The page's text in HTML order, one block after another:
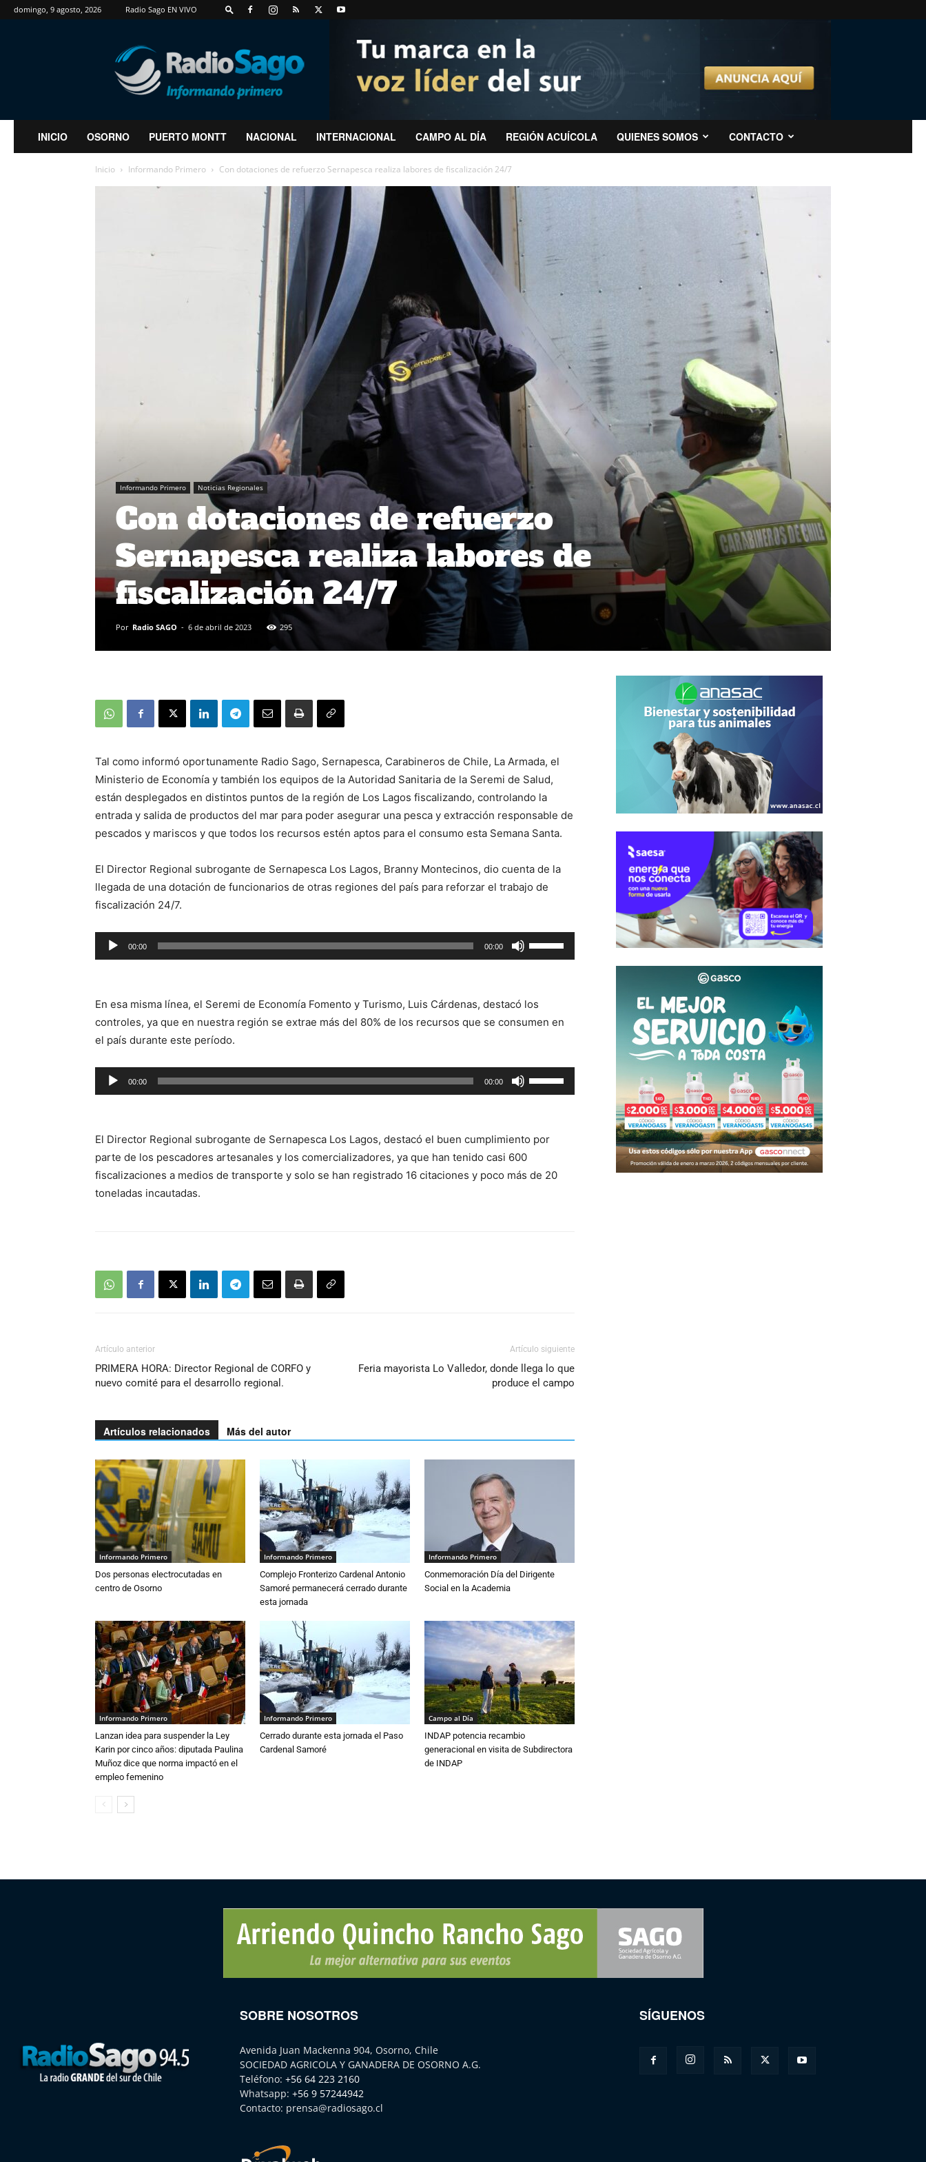
domingo, 9 agosto, 2026 Radio Sago EN VIVO
RadioSago
INICIO OSORNO PUERTO MONTT NACIONAL INTERNACIONAL CAMPO AL DÍA REGIÓN ACUÍCOLA QUIENES SOMOS CONTACTO
Inicio Informando Primero Con dotaciones de refuerzo Sernapesca realiza labores de fiscalización 24/7
Informando Primero Noticias Regionales
Con dotaciones de refuerzo
Sernapesca realiza labores de
fiscalización 24/7
Por Radio SAGO - 6 de abril de 2023 295
Tal como informó oportunamente Radio Sago, Sernapesca, Carabineros de Chile, La Armada, el
Ministerio de Economía y también los equipos de la Autoridad Sanitaria de la Seremi de Salud,
están desplegados en distintos puntos de la región de Los Lagos fiscalizando, controlando la
entrada y salida de productos del mar para poder asegurar una pesca y extracción responsable de
pescados y mariscos y que todos los recursos estén aptos para el consumo esta Semana Santa.
El Director Regional subrogante de Sernapesca Los Lagos, Branny Montecinos, dio cuenta de la
llegada de una dotación de funcionarios de otras regiones del país para reforzar el trabajo de
fiscalización 24/7.
Reproductor
de
00:00 00:00
las
flecha
arriba/abajo
aumentar
o
volumen.
En esa misma línea, el Seremi de Economía Fomento y Turismo, Luis Cárdenas, destacó los
controles, ya que en nuestra región se extrae más del 80% de los recursos que se consumen en
el país durante este período.
Reproductor
de
00:00 00:00
las
flecha
para
El Director Regional subrogante de Sernapesca Los Lagos, destacó el buen cumplimiento por
parte de los pescadores artesanales y los comercializadores, ya que han tenido casi 600
fiscalizaciones a medios de transporte y solo se han registrado 16 citaciones y poco más de 20
toneladas incautadas.
Artículo anterior
PRIMERA HORA: Director Regional de CORFO y
nuevo comité para el desarrollo regional.
Artículo siguiente
Feria mayorista Lo Valledor, donde llega lo que
produce el campo
Artículos relacionados Más del autor
Informando Primero
Dos personas electrocutadas en
centro de Osorno
Informando Primero
Complejo Fronterizo Cardenal Antonio
Samoré permanecerá cerrado durante
esta jornada
Informando Primero
Conmemoración Día del Dirigente
Social en la Academia
Informando Primero
Lanzan idea para suspender la Ley
Karin por cinco años: diputada Paulina
Muñoz dice que norma impactó en el
empleo femenino
Informando Primero
Cerrado durante esta jornada el Paso
Cardenal Samoré
Campo al Día
INDAP potencia recambio
generacional en visita de Subdirectora
de INDAP
SOBRE NOSOTROS
Avenida Juan Mackenna 904, Osorno, Chile
SOCIEDAD AGRICOLA Y GANADERA DE OSORNO A.G.
Teléfono: +56 64 223 2160
Whatsapp: +56 9 57244942
Contacto: prensa@radiosago.cl
SÍGUENOS